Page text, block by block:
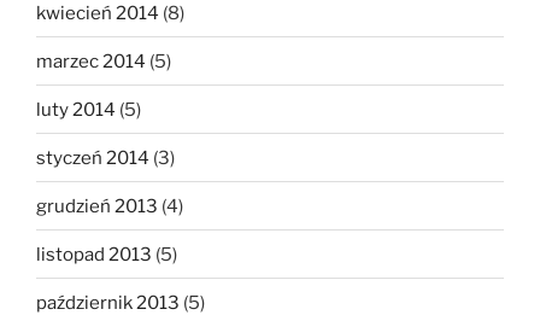
kwiecień 2014 (8)
marzec 2014 (5)
luty 2014 (5)
styczeń 2014 (3)
grudzień 2013 (4)
listopad 2013 (5)
październik 2013 (5)